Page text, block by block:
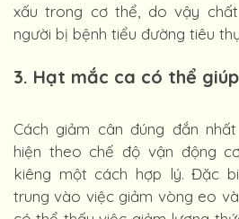
xấu trong cơ thể, do vậy
người bị bệnh tiểu đường tiêu
3. Hạt mắc ca có thể
Cách giảm cân đúng đắn
hiện theo chế độ vận động
kiêng một cách hợp lý. Đặc
trung vào việc giảm vòng eo